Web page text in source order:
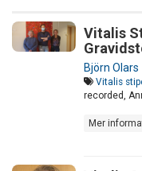
Vitalis
Björn Olars
Vitalis
recorded,
Mer